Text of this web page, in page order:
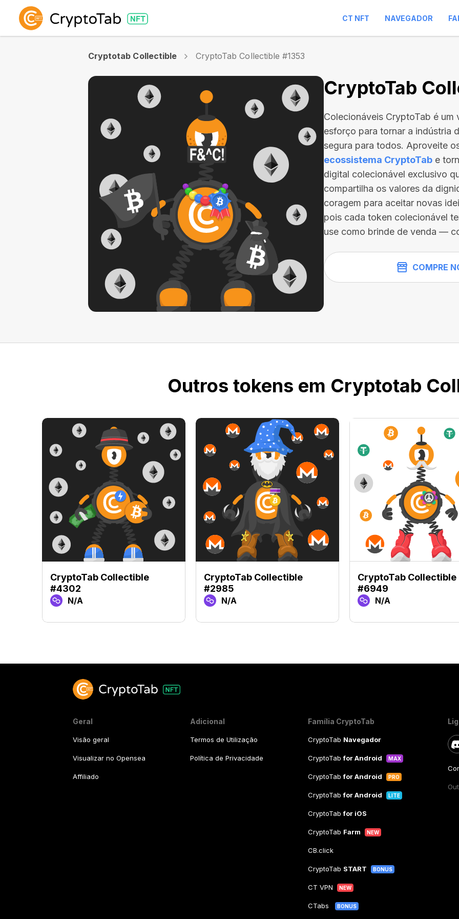
CT NFT NAVEGADOR
Cryptotab Collectible CryptoTab Collectible #1353
CryptoTab
Colecionáveis CryptoTab é
esforço para tornar a indústria
segura para todos. Aproveite
ecossistema CryptoTab e
digital colecionável exclusivo
compartilha os valores da
coragem para aceitar novas
pois cada token colecionável
use como brinde de venda —
COMPRE
Outros tokens em Cryptotab
CryptoTab Collectible
#4302
N/A
CryptoTab Collectible
#2985
N/A
CryptoTab Collectible
#6949
N/A
Geral
Visão geral
Visualizar no Opensea
Affiliado
Adicional
Termos de Utilização
Política de Privacidade
Família CryptoTab
CryptoTab Navegador
CryptoTabfor Android MAX
CryptoTabfor Android PRO
CryptoTabfor Android LITE
CryptoTabfor iOS
CryptoTab Farm NEW
CB.click
CryptoTab START BONUS
CT VPN NEW
CTabs BONUS